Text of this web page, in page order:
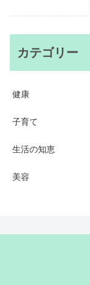
カテゴリー
健康
子育て
生活の知恵
美容